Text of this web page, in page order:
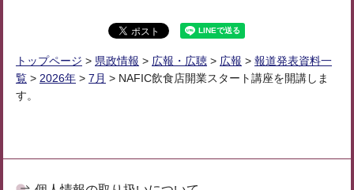
トップページ > 県政情報 > 広報・広聴 > 広報 > 報道発表資料一
覧 > 2026年 > 7月 > NAFIC飲食店開業スタート講座を開講しま
す。